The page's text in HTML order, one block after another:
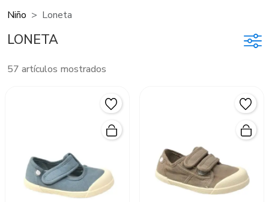
Niño Loneta
LONETA
57 artículos mostrados